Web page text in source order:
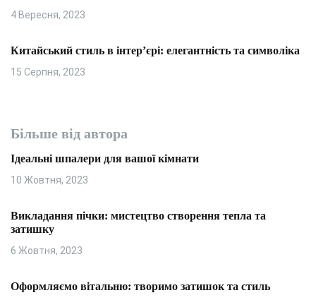
4 Вересня, 2023
Китайський стиль в інтер’єрі: елегантність та символіка
15 Серпня, 2023
Більше від автора
Ідеальні шпалери для вашої кімнати
10 Жовтня, 2023
Викладання пічки: мистецтво створення тепла та
затишку
6 Жовтня, 2023
Оформляємо вітальню: творимо затишок та стиль